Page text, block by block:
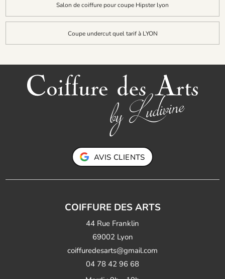
Salon de coiffure pour coupe Hipster lyon
Coupe undercut quel tarif à LYON
AVIS CLIENTS
COIFFURE DES ARTS
44 Rue Franklin
69002 Lyon
coiffuredesarts@gmail.com
04 78 42 96 68